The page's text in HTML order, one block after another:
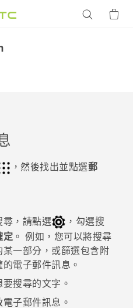
，然後找出並點選郵
，請點選
，勾選搜
定 。 例如，您可以將搜尋
一部分，或篩選包含附
電子郵件訊息。
搜尋的文字。
子郵件訊息。